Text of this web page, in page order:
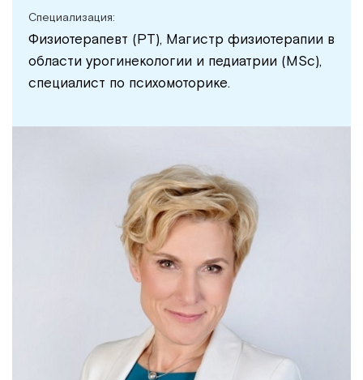
Специализация:
Физиотерапевт (PT), Магистр физиотерапии в
области урогинекологии и педиатрии (MSc),
специалист по психомоторике.